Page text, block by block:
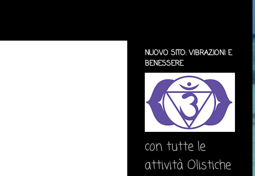
NUOVO SITO: VIBRAZIONI E
BENESSERE
con tutte le
attività Olistiche